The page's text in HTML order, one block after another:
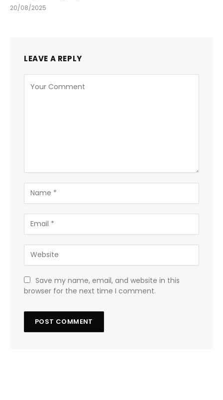
20/08/2025
LEAVE A REPLY
Save my name, email, and website in this
browser for the next time I comment.